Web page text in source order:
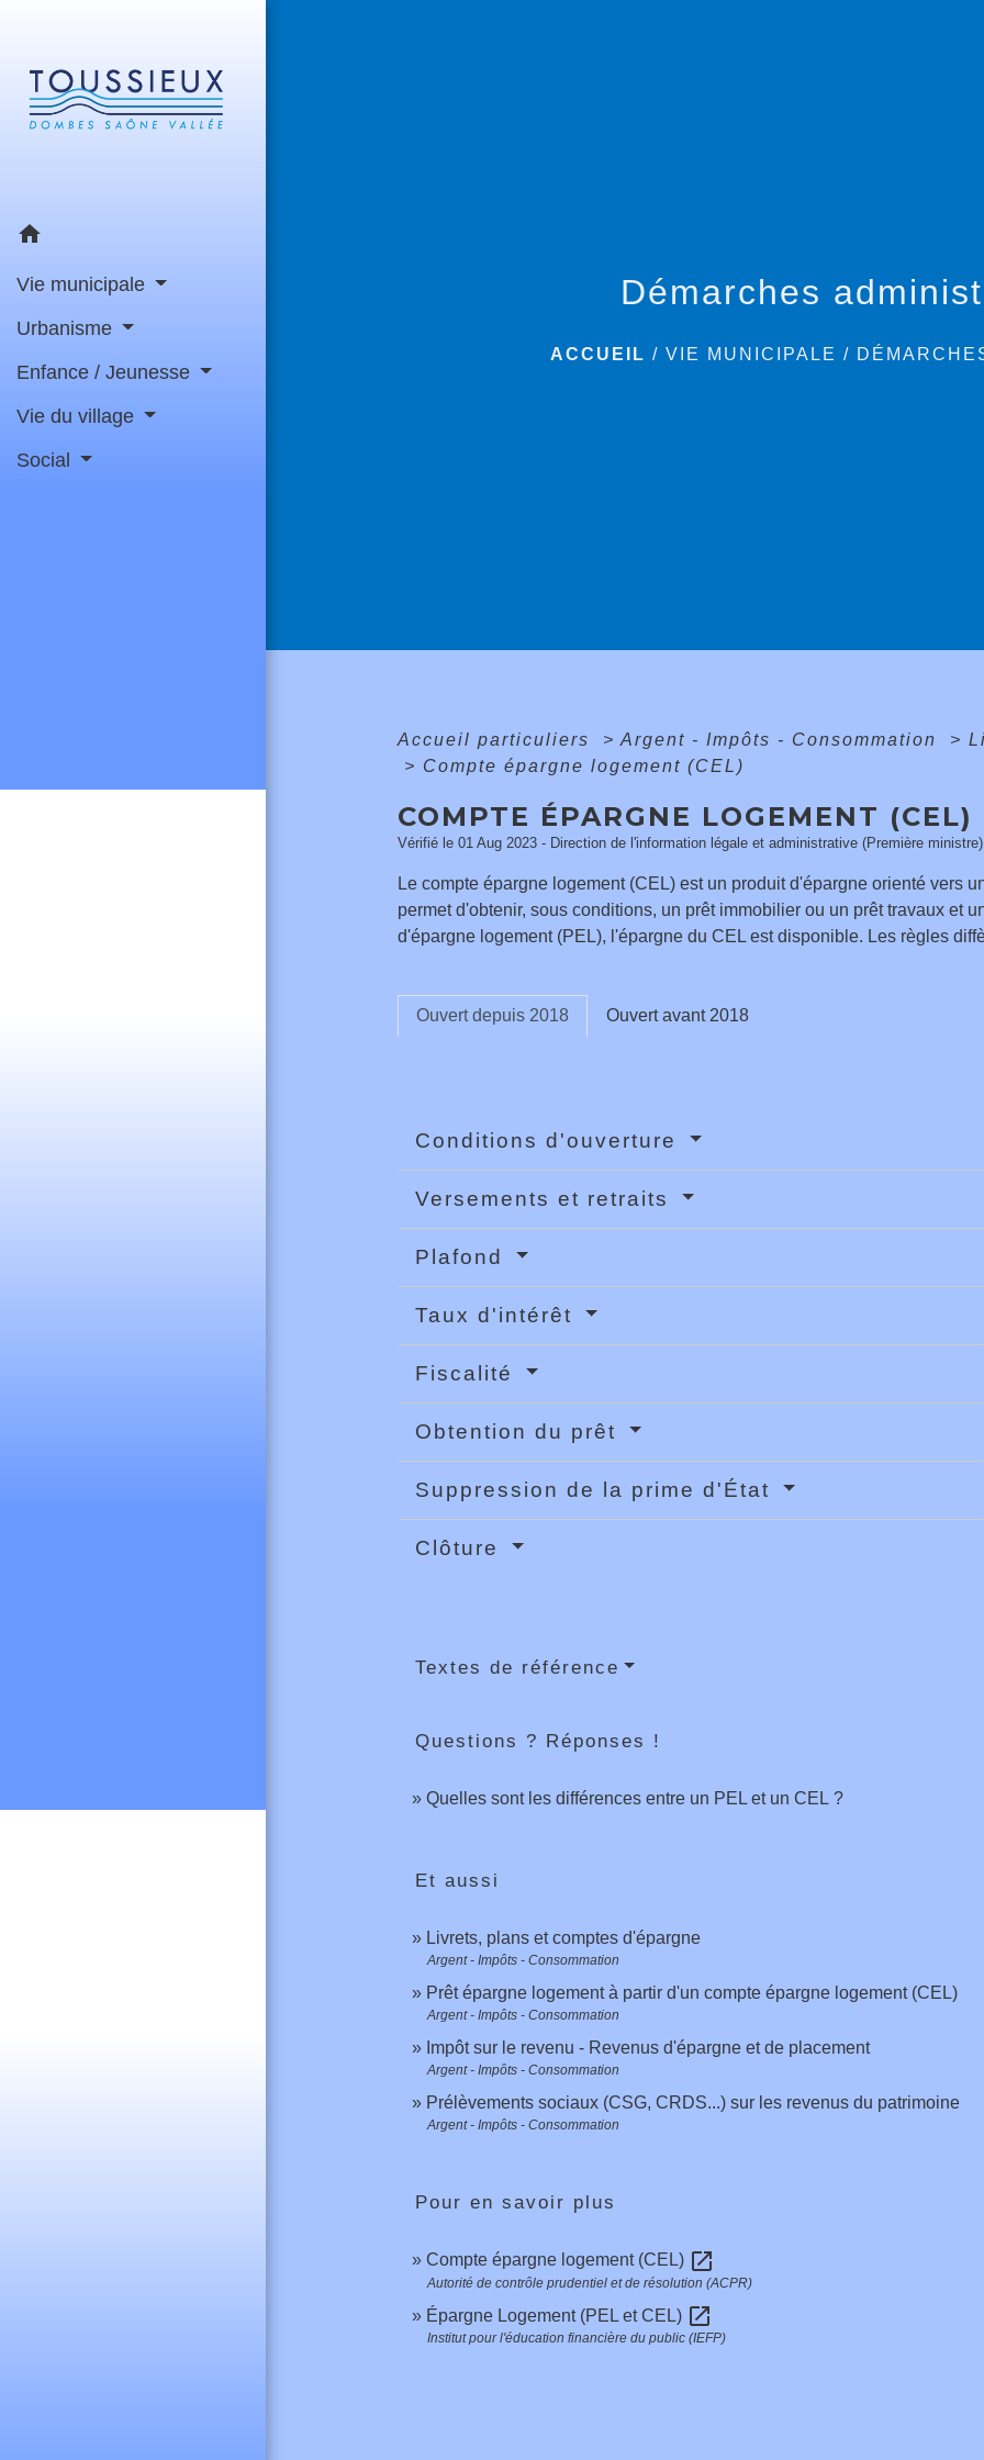
home
Vie municipale
Urbanisme
Enfance / Jeunesse
Vie du village
Social
Démarches
ACCUEIL /VIE MUNICIPALE /
Accueil particuliers > Argent - Impôts - Consommation >
> Compte épargne logement (CEL)
COMPTE ÉPARGNE LOGEMENT (CEL)
Vérifié le 01 Aug 2023 - Direction de l'information légale et administrative (Première ministre)
Le compte épargne logement (CEL) est un produit d'épargne orienté vers
permet d'obtenir, sous conditions, un prêt immobilier ou un prêt travaux et
d'épargne logement (PEL), l'épargne du CEL est disponible. Les règles
Ouvert depuis 2018 Ouvert avant 2018
Conditions d'ouverture
Versements et retraits
Plafond
Taux d'intérêt
Fiscalité
Obtention du prêt
Suppression de la prime d'État
Clôture
Textes de référence
Questions ? Réponses !
Quelles sont les différences entre un PEL et un CEL ?
Et aussi
Livrets, plans et comptes d'épargne
Argent - Impôts - Consommation
Prêt épargne logement à partir d'un compte épargne logement (CEL)
Argent - Impôts - Consommation
Impôt sur le revenu - Revenus d'épargne et de placement
Argent - Impôts - Consommation
Prélèvements sociaux (CSG, CRDS...) sur les revenus du patrimoine
Argent - Impôts - Consommation
Pour en savoir plus
Compte épargne logement (CEL) open_in_new
Autorité de contrôle prudentiel et de résolution (ACPR)
Épargne Logement (PEL et CEL) open_in_new
Institut pour l'éducation financière du public (IEFP)